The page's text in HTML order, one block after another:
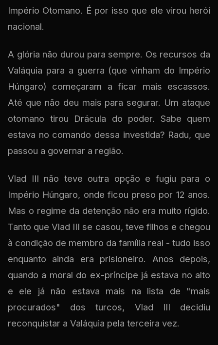
Império Otomano. É por isso que ele virou herói
nacional.
A glória não durou para sempre. Os recursos da
Valáquia para a guerra (que vinham do Império
Húngaro) começaram a ficar mais escassos.
Até que não deu mais para segurar. Um ataque
otomano tirou Drácula do poder. Sabe quem
estava no comando dessa investida? Radu, que
passou a governar a região.
Vlad III não teve outra opção e fugiu para o
Império Húngaro, onde ficou preso por 12 anos.
Mas o regime da detenção não era muito rígido.
Tanto que Vlad III se casou, teve filhos e chegou
à condição de membro da família real - tudo isso
enquanto ainda era prisioneiro. Anos depois,
quando a moral do ex-príncipe já estava no alto
e ele já não estava mais na lista de "mais
procurados" dos turcos, Vlad III decidiu
reconquistar a Valáquia pela terceira vez.